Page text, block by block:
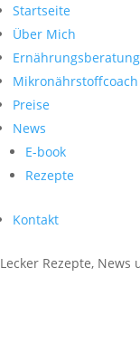
Startseite
Über Mich
Ernährungsberatung
Mikronährstoffcoach
Preise
News
E-book
Rezepte
Kontakt
Lecker Rezepte, News